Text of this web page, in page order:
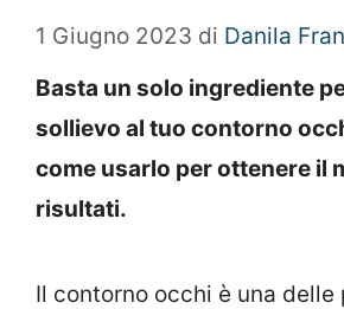
1 Giugno 2023 di Danila
Basta un solo ingrediente
sollievo al tuo contorno
come usarlo per ottenere il
risultati.
Il contorno occhi è una delle